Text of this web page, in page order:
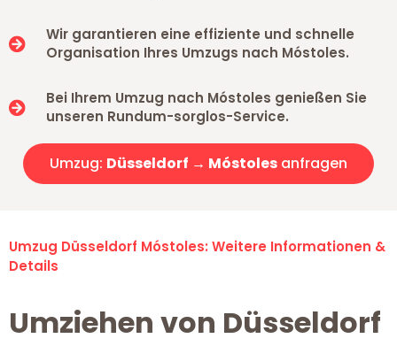
Wir garantieren eine effiziente und schnelle
Organisation Ihres Umzugs nach Móstoles.
Bei Ihrem Umzug nach Móstoles genießen Sie
unseren Rundum-sorglos-Service.
Umzug: Düsseldorf → Móstoles anfragen
Umzug Düsseldorf Móstoles: Weitere Informationen &
Details
Umziehen von Düsseldorf